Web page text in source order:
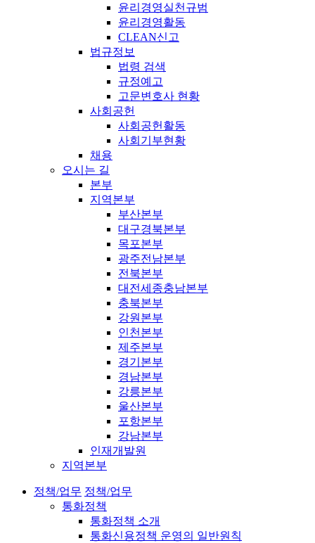
윤리경영실천규범
윤리경영활동
CLEAN신고
법규정보
법령 검색
규정예고
고문변호사 현황
사회공헌
사회공헌활동
사회기부현황
채용
오시는 길
본부
지역본부
부산본부
대구경북본부
목포본부
광주전남본부
전북본부
대전세종충남본부
충북본부
강원본부
인천본부
제주본부
경기본부
경남본부
강릉본부
울산본부
포항본부
강남본부
인재개발원
지역본부
정책/업무 정책/업무
통화정책
통화정책 소개
통화신용정책 운영의 일반원칙